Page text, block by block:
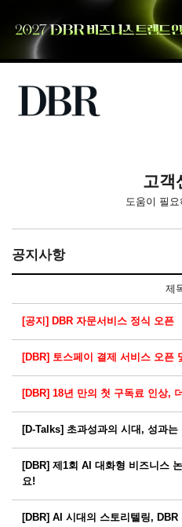
고객
도움이 필
공지사항
제
[공지] DBR 자문서비스 정식 오픈
[DBR] 토스페이 결제 서비스 오픈
[DBR] 18년 만의 첫 구독료 인상,
[D-Talks] 초과성과의 시대, 성과는
[DBR] 제1회 AI 대화형 비즈니스
요!
[DBR] AI 시대의 스토리텔링,